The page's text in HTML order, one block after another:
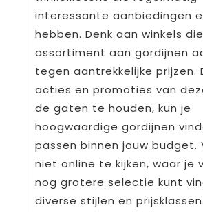
interessante aanbiedingen
hebben. Denk aan winkels
assortiment aan gordijnen
tegen aantrekkelijke prijzen.
acties en promoties van
de gaten te houden, kun je
hoogwaardige gordijnen
passen binnen jouw budget.
niet online te kijken, waar je
nog grotere selectie kunt
diverse stijlen en prijsklassen.